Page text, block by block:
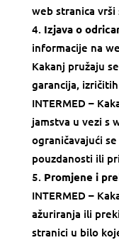
web stranica
Izjava o
informacije na
Kakanj pružaju
garancija,
INTERMED –
jamstva u vezi s
ograničavajući
pouzdanosti ili
Promjene i
INTERMED –
ažuriranja ili
stranici u bilo